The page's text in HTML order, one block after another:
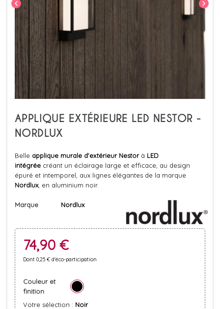
chevron_left chevron_right
APPLIQUE EXTÉRIEURE LED NESTOR -
NORDLUX
Belle applique murale d'extérieur Nestorà LED
intégrée créant un éclairage large et efficace, au design
épuré et intemporel, aux lignes élégantes de la marque
Nordlux, en aluminium noir.
Marque Nordlux
74,90 €
Dont 0,25 € d'éco-participation
Couleur et
finition
Votre sélection : Noir